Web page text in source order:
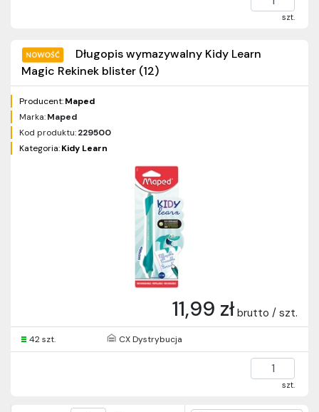
szt.
Długopis wymazywalny Kidy Learn
Magic Rekinek blister (12)
Producent:Maped
Marka:Maped
Kod produktu:229500
Kategoria:Kidy Learn
11,99 zł brutto / szt.
42 szt. CX Dystrybucja
szt.